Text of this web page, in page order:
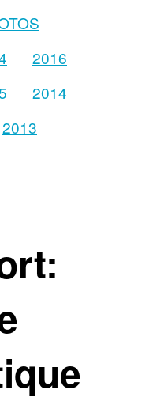
2016
2014
2013